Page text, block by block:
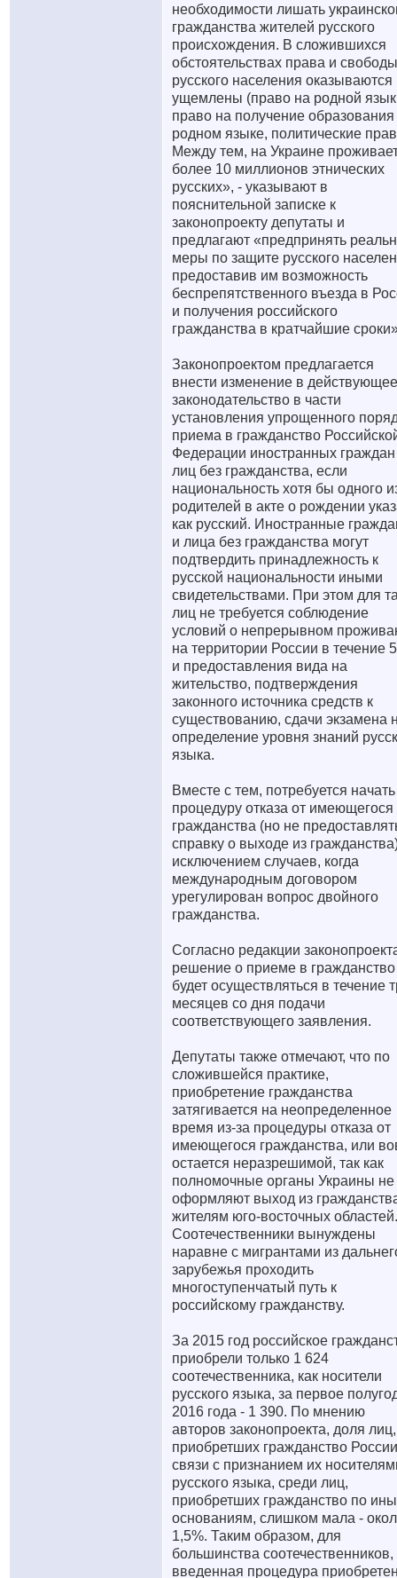
необходимости лишать
гражданства жителей русского
происхождения. В сложившихся
обстоятельствах права и свободы
русского населения оказываются
ущемлены (право на родной
право на получение
родном языке, политические
Между тем, на Украине
более 10 миллионов этнических
русских», - указывают в
пояснительной записке к
законопроекту депутаты и
предлагают «предпринять
меры по защите русского
предоставив им возможность
беспрепятственного въезда в
и получения российского
гражданства в кратчайшие
Законопроектом предлагается
внести изменение в действующее
законодательство в части
установления упрощенного
приема в гражданство
Федерации иностранных
лиц без гражданства, если
национальность хотя бы одного
родителей в акте о рождении
как русский. Иностранные
и лица без гражданства могут
подтвердить принадлежность к
русской национальности иными
свидетельствами. При этом для
лиц не требуется соблюдение
условий о непрерывном
на территории России в течение
и предоставления вида на
жительство, подтверждения
законного источника средств к
существованию, сдачи экзамена
определение уровня знаний
языка.
Вместе с тем, потребуется начать
процедуру отказа от имеющегося
гражданства (но не
справку о выходе из
исключением случаев, когда
международным договором
урегулирован вопрос двойного
гражданства.
Согласно редакции
решение о приеме в гражданство
будет осуществляться в течение
месяцев со дня подачи
соответствующего заявления.
Депутаты также отмечают, что по
сложившейся практике,
приобретение гражданства
затягивается на неопределенное
время из-за процедуры отказа от
имеющегося гражданства, или
остается неразрешимой, так как
полномочные органы Украины не
оформляют выход из
жителям юго-восточных областей.
Соотечественники вынуждены
наравне с мигрантами из
зарубежья проходить
многоступенчатый путь к
российскому гражданству.
За 2015 год российское
приобрели только 1 624
соотечественника, как носители
русского языка, за первое
2016 года - 1 390. По мнению
авторов законопроекта, доля лиц,
приобретших гражданство
связи с признанием их
русского языка, среди лиц,
приобретших гражданство по
основаниям, слишком мала -
1,5%. Таким образом, для
большинства соотечественников,
введенная процедура